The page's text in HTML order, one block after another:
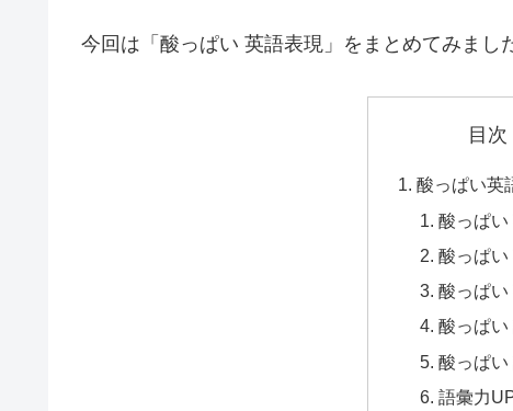
今回は「酸っぱい 英語表現」をまとめてみまし
目次
酸っぱい英
酸っぱい
酸っぱい
酸っぱい
酸っぱい
酸っぱい
語彙力